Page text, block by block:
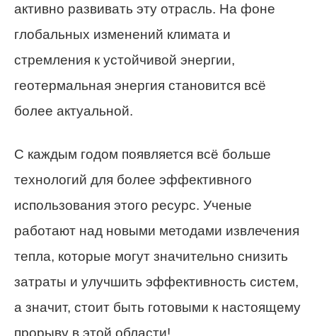
активно развивать эту отрасль. На фоне
глобальных изменений климата и
стремления к устойчивой энергии,
геотермальная энергия становится всё
более актуальной.
С каждым годом появляется всё больше
технологий для более эффективного
использования этого ресурс. Ученые
работают над новыми методами извлечения
тепла, которые могут значительно снизить
затраты и улучшить эффективность систем,
а значит, стоит быть готовыми к настоящему
прорыву в этой области!